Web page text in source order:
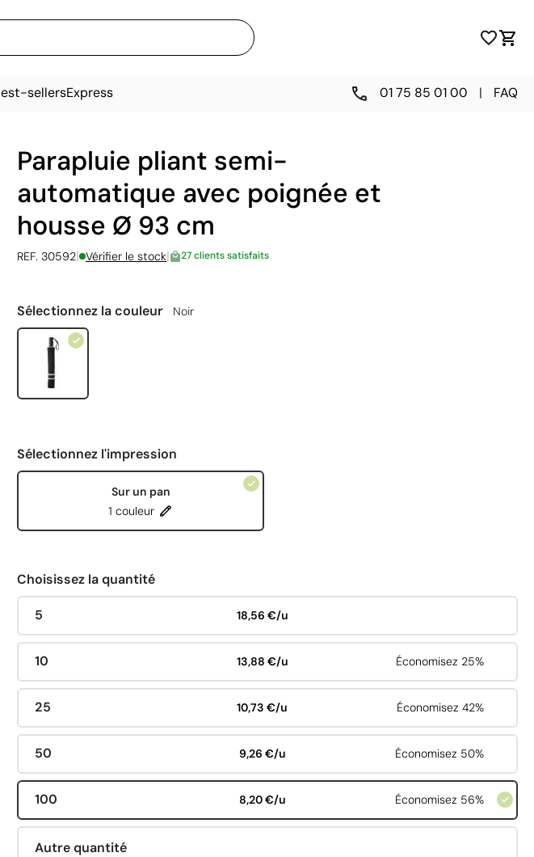
sellersExpress 01 75 85 01 00 | FAQ
Parapluie pliant semi-
automatique avec poignée et
housse Ø 93 cm
REF. 30592| Vérifier le stock| 27 clients satisfaits
Sélectionnez la couleur Noir
Sélectionnez l'impression
Sur un pan
1 couleur
Choisissez la quantité
5 18,56 €/u
10 13,88 €/u Économisez 25%
25 10,73 €/u Économisez 42%
50 9,26 €/u Économisez 50%
100 8,20 €/u Économisez 56%
Autre quantité